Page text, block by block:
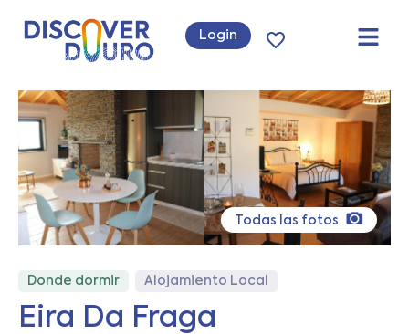
Login
Todas las fotos
Donde dormir Alojamiento Local
Eira Da Fraga